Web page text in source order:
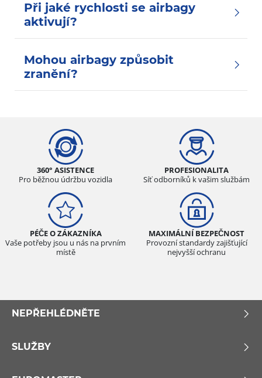
Při jaké rychlosti se airbagy
aktivují?
Mohou airbagy způsobit
zranění?
360° ASISTENCE
Pro běžnou údržbu vozidla
PROFESIONALITA
Síť odborníků k vašim službám
PÉČE O ZÁKAZNÍKA
Vaše potřeby jsou u nás na prvním
místě
MAXIMÁLNÍ BEZPEČNOST
Provozní standardy zajišťující
nejvyšší ochranu
NEPŘEHLÉDNĚTE
SLUŽBY